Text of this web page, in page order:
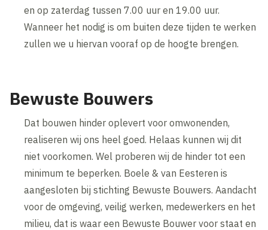
en op zaterdag tussen 7.00 uur en 19.00 uur.
Wanneer het nodig is om buiten deze tijden te werken
zullen we u hiervan vooraf op de hoogte brengen.
Bewuste Bouwers
Dat bouwen hinder oplevert voor omwonenden,
realiseren wij ons heel goed. Helaas kunnen wij dit
niet voorkomen. Wel proberen wij de hinder tot een
minimum te beperken. Boele & van Eesteren is
aangesloten bij stichting Bewuste Bouwers. Aandacht
voor de omgeving, veilig werken, medewerkers en het
milieu, dat is waar een Bewuste Bouwer voor staat en